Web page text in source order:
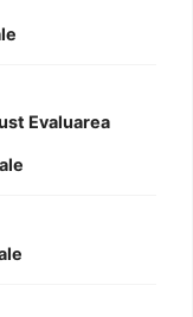
Evaluarea